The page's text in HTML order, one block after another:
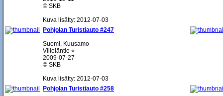
© SKB
Kuva lisätty: 2012-07-03
Pohjolan Turistiauto #247
Suomi, Kuusamo
Villeläntie ⌖
2009-07-27
© SKB
Kuva lisätty: 2012-07-03
Pohjolan Turistiauto #258